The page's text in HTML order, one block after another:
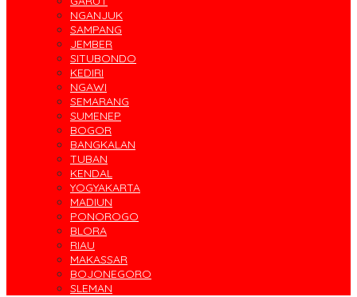
NGANJUK
SAMPANG
JEMBER
SITUBONDO
KEDIRI
NGAWI
SEMARANG
SUMENEP
BOGOR
BANGKALAN
TUBAN
KENDAL
YOGYAKARTA
MADIUN
PONOROGO
BLORA
RIAU
MAKASSAR
BOJONEGORO
SLEMAN